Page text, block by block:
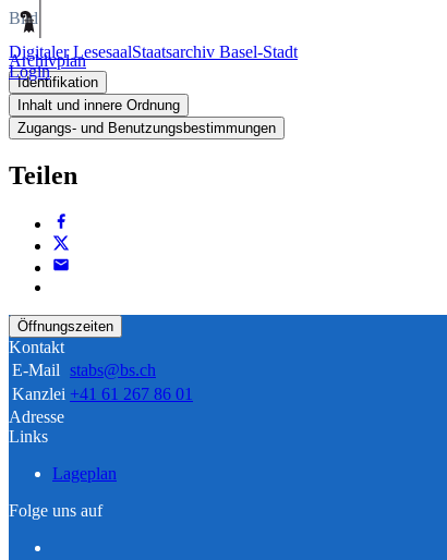
Digitaler LesesaalStaatsarchiv Basel-Stadt
Login
Bild
Archivplan
Identifikation
Inhalt und innere Ordnung
Zugangs- und Benutzungsbestimmungen
Teilen
Öffnungszeiten
Kontakt
E-Mail stabs@bs.ch
Kanzlei +41 61 267 86 01
Adresse
Links
Lageplan
Folge uns auf